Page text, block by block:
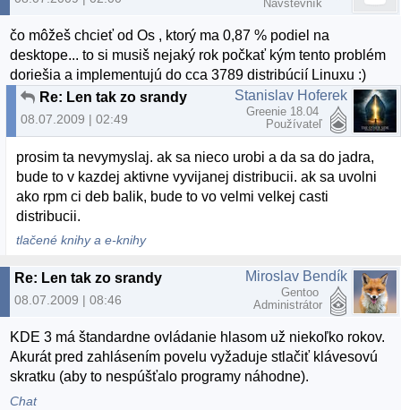
Návštevník
čo môžeš chcieť od Os , ktorý ma 0,87 % podiel na
desktope... to si musiš nejaký rok počkať kým tento problém
doriešia a implementujú do cca 3789 distribúcií Linuxu :)
Re: Len tak zo srandy
08.07.2009 | 02:49
Stanislav Hoferek
Greenie 18.04
Používateľ
prosim ta nevymyslaj. ak sa nieco urobi a da sa do jadra,
bude to v kazdej aktivne vyvijanej distribucii. ak sa uvolni
ako rpm ci deb balik, bude to vo velmi velkej casti
distribucii.
tlačené knihy a e-knihy
Re: Len tak zo srandy
08.07.2009 | 08:46
Miroslav Bendík
Gentoo
Administrátor
KDE 3 má štandardne ovládanie hlasom už niekoľko rokov.
Akurát pred zahlásením povelu vyžaduje stlačiť klávesovú
skratku (aby to nespúšťalo programy náhodne).
Chat